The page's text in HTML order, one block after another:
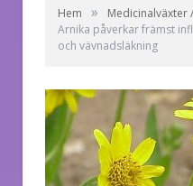
Hem » Medicinalväxter
Arnika påverkar främst
och vävnadsläkning